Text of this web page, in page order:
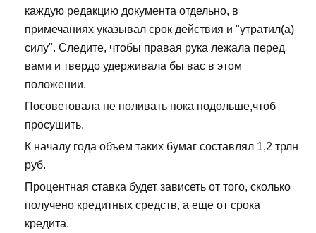
каждую редакцию документа отдельно, в
примечаниях указывал срок действия и "утратил(а)
силу". Следите, чтобы правая рука лежала перед
вами и твердо удерживала бы вас в этом
положении.
Посоветовала не поливать пока подольше,чтоб
просушить.
К началу года объем таких бумаг составлял 1,2 трлн
руб.
Процентная ставка будет зависеть от того, сколько
получено кредитных средств, а еще от срока
кредита.